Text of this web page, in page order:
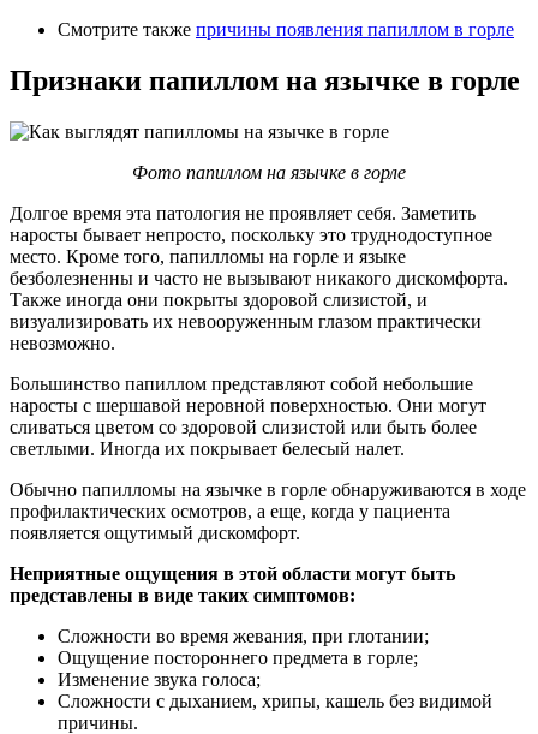
Смотрите также причины появления папиллом в горле
Признаки папиллом на язычке в горле
Фото папиллом на язычке в горле
Долгое время эта патология не проявляет себя. Заметить
наросты бывает непросто, поскольку это труднодоступное
место. Кроме того, папилломы на горле и языке
безболезненны и часто не вызывают никакого дискомфорта.
Также иногда они покрыты здоровой слизистой, и
визуализировать их невооруженным глазом практически
невозможно.
Большинство папиллом представляют собой небольшие
наросты с шершавой неровной поверхностью. Они могут
сливаться цветом со здоровой слизистой или быть более
светлыми. Иногда их покрывает белесый налет.
Обычно папилломы на язычке в горле обнаруживаются в ходе
профилактических осмотров, а еще, когда у пациента
появляется ощутимый дискомфорт.
Неприятные ощущения в этой области могут быть
представлены в виде таких симптомов:
Сложности во время жевания, при глотании;
Ощущение постороннего предмета в горле;
Изменение звука голоса;
Сложности с дыханием, хрипы, кашель без видимой
причины.